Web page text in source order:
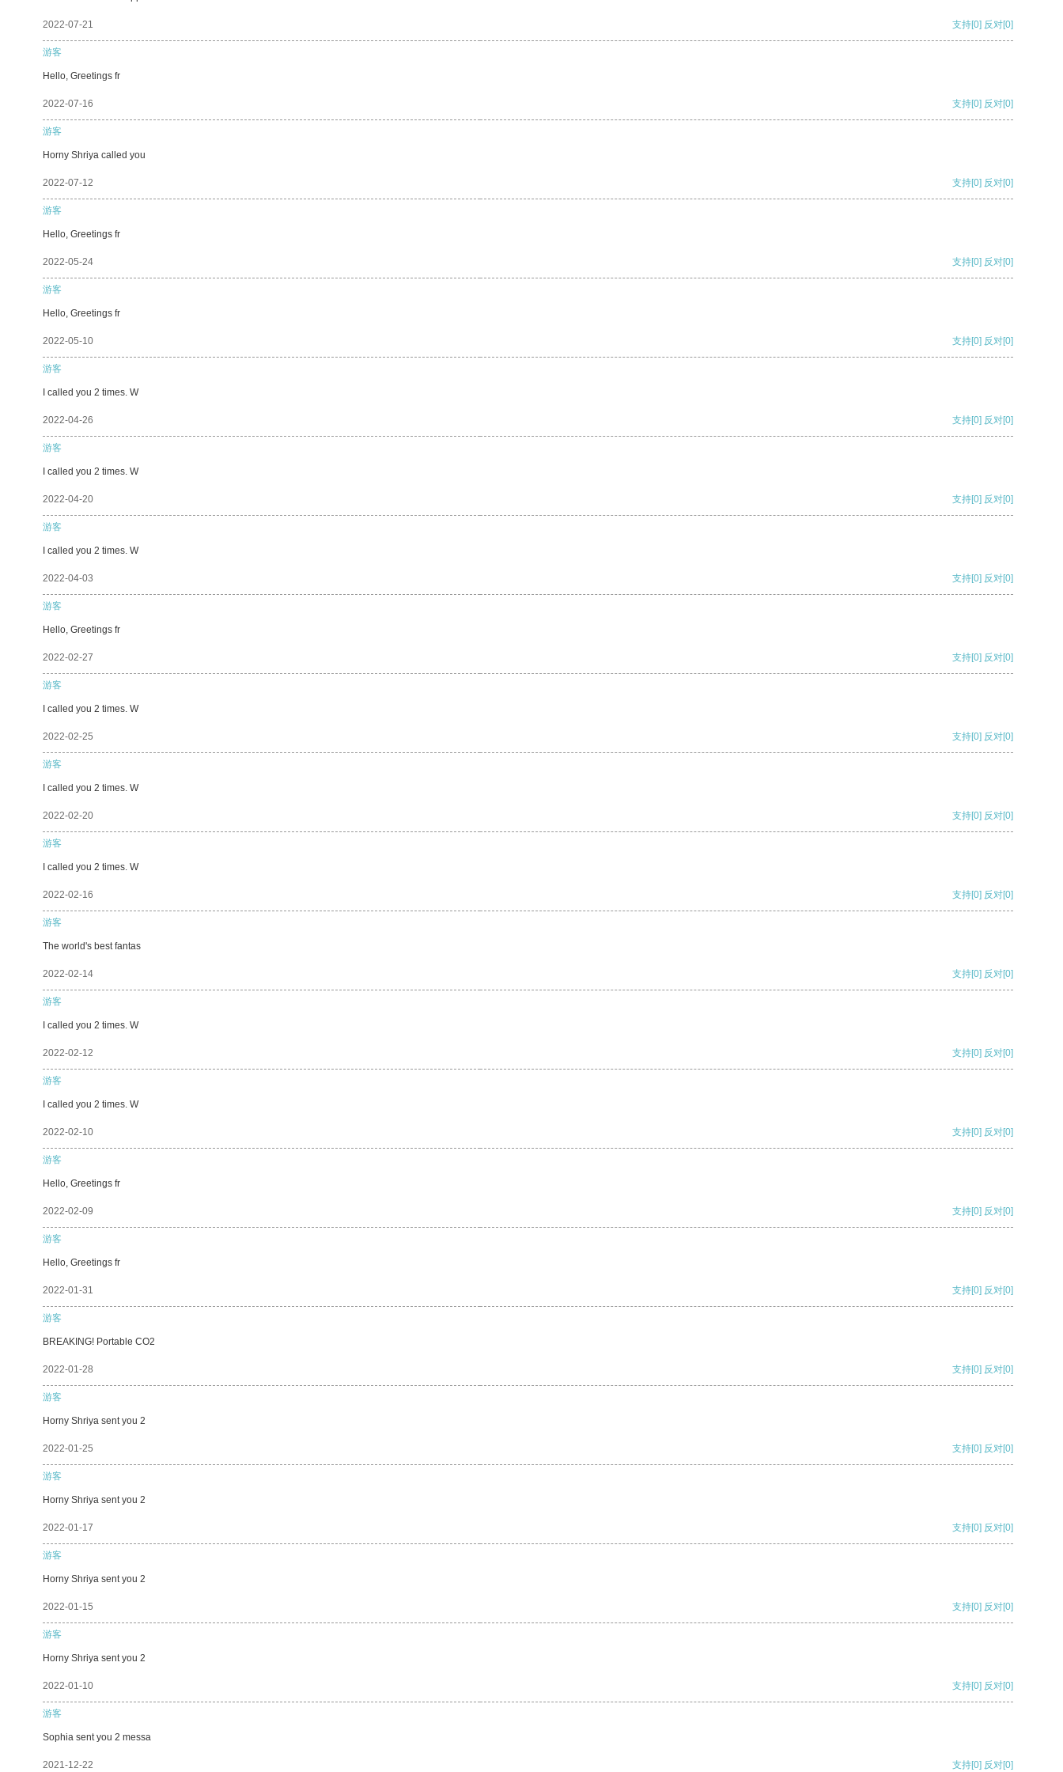
2022-07-21 支持[0] 反对[0]
游客
Hello, Greetings fr
2022-07-16 支持[0] 反对[0]
游客
Horny Shriya called you
2022-07-12 支持[0] 反对[0]
游客
Hello, Greetings fr
2022-05-24 支持[0] 反对[0]
游客
Hello, Greetings fr
2022-05-10 支持[0] 反对[0]
游客
I called you 2 times. W
2022-04-26 支持[0] 反对[0]
游客
I called you 2 times. W
2022-04-20 支持[0] 反对[0]
游客
I called you 2 times. W
2022-04-03 支持[0] 反对[0]
游客
Hello, Greetings fr
2022-02-27 支持[0] 反对[0]
游客
I called you 2 times. W
2022-02-25 支持[0] 反对[0]
游客
I called you 2 times. W
2022-02-20 支持[0] 反对[0]
游客
I called you 2 times. W
2022-02-16 支持[0] 反对[0]
游客
The world's best fantas
2022-02-14 支持[0] 反对[0]
游客
I called you 2 times. W
2022-02-12 支持[0] 反对[0]
游客
I called you 2 times. W
2022-02-10 支持[0] 反对[0]
游客
Hello, Greetings fr
2022-02-09 支持[0] 反对[0]
游客
Hello, Greetings fr
2022-01-31 支持[0] 反对[0]
游客
BREAKING! Portable CO2
2022-01-28 支持[0] 反对[0]
游客
Horny Shriya sent you 2
2022-01-25 支持[0] 反对[0]
游客
Horny Shriya sent you 2
2022-01-17 支持[0] 反对[0]
游客
Horny Shriya sent you 2
2022-01-15 支持[0] 反对[0]
游客
Horny Shriya sent you 2
2022-01-10 支持[0] 反对[0]
游客
Sophia sent you 2 messa
2021-12-22 支持[0] 反对[0]